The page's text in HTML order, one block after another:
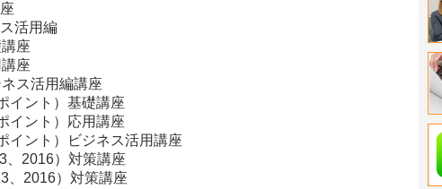
活用編
座
座
ス活用編講座
イント）基礎講座
イント）応用講座
イント）ビジネス活用講座
、2016）対策講座
、2016）対策講座